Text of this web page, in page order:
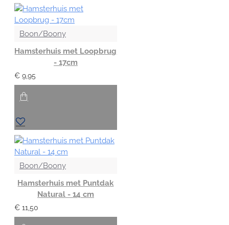
Boon/Boony
Hamsterhuis met Loopbrug
- 17cm
€ 9,95
Boon/Boony
Hamsterhuis met Puntdak
Natural - 14 cm
€ 11,50